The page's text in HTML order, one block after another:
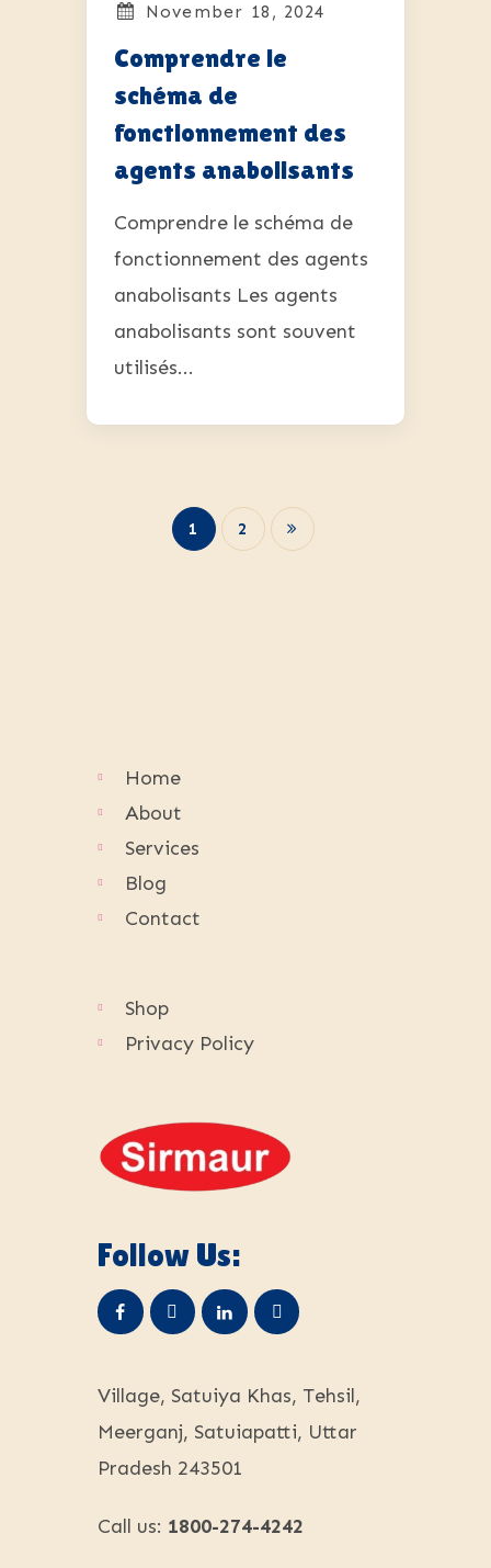
November 18, 2024
Comprendre le
schéma de
fonctionnement des
agents anabolisants
Comprendre le schéma de
fonctionnement des agents
anabolisants Les agents
anabolisants sont souvent
utilisés...
1 2
Home
About
Services
Blog
Contact
Shop
Privacy Policy
Follow Us:
Village, Satuiya Khas, Tehsil,
Meerganj, Satuiapatti, Uttar
Pradesh 243501
Call us: 1800-274-4242